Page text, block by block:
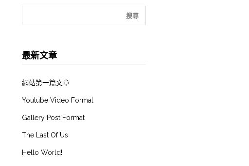
最新文章
網站第一篇文章
Youtube Video Format
Gallery Post Format
The Last Of Us
Hello World!